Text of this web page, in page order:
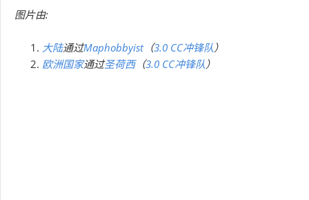
图片由:
大陆通过Maphobbyist（3.0 CC冲锋队）
欧洲国家通过圣荷西（3.0 CC冲锋队）